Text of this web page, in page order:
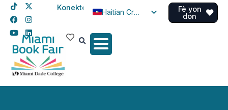
Konekte
Haitian Creole
Spanish
Fè yon
don